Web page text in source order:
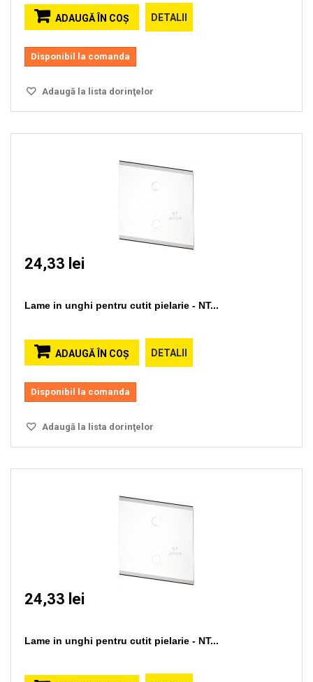
ADAUGĂ ÎN COŞ DETALII
Disponibil la comanda
Adaugă la lista dorinţelor
24,33 lei
Lame in unghi pentru cutit pielarie - NT...
ADAUGĂ ÎN COŞ DETALII
Disponibil la comanda
Adaugă la lista dorinţelor
24,33 lei
Lame in unghi pentru cutit pielarie - NT...